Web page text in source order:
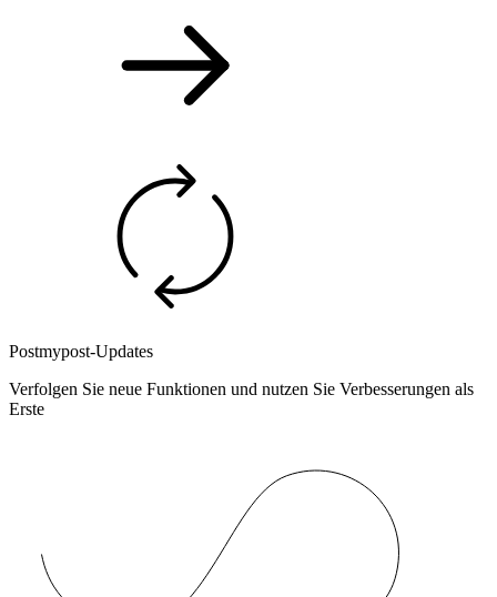
Postmypost-Updates
Verfolgen Sie neue Funktionen und nutzen Sie Verbesserungen als
Erste